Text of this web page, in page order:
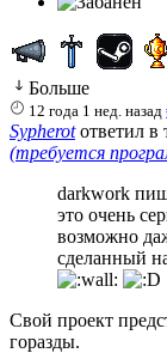
Больше
12 года 1 нед. назад
Sypherotответил в
(требуется
darkwork
это очень
возможно
сделанный
Свой проект
горазды.